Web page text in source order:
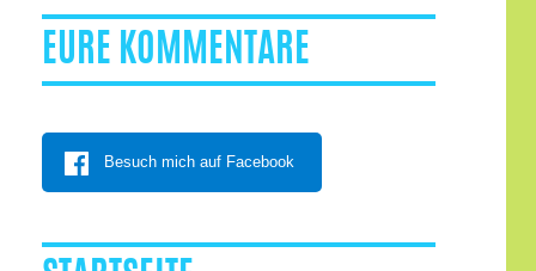
EURE KOMMENTARE
Besuch mich auf Facebook